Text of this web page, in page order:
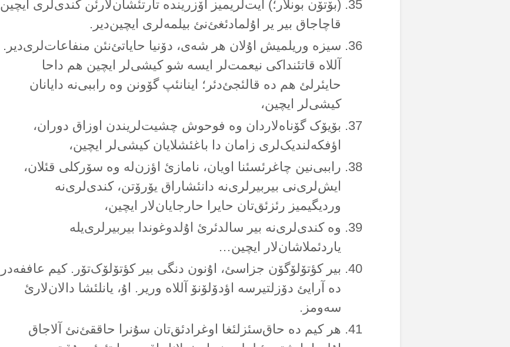
(بۆتۆن بونلار؛) آیت‌لریمیز اۆزریندە تارتئشان‌لارئن کندی‌لری ایچین
قاچاجاق بیر یر اۇلمادئغئ‌نئ بیلمەلری ایچین‌دیر.
سیزە وریلمیش اۇلان هر شەی، دۆنیا حایاتئ‌نئن منفاعات‌لری‌دیر.
آللاە قاتئنداکی نیعمت‌لر ایسە شو کیشی‌لر ایچین هم داحا
حایئرلئ هم دە قالئجئ‌دئر؛ اینانئپ گۆونن وە راببی‌نە دایانان
کیشی‌لر ایچین،
بۆیۆک گۆناەلاردان وە فوحوش چشیت‌لریندن اوزاق دوران،
اؤفکەلندیک‌لری زامان دا باغئشلایان کیشی‌لر ایچین،
راببی‌نین چاغرئسئنا اویان، نامازئ اؤزن‌لە وە سۆرکلی قئلان،
ایش‌لری‌نی بیربیرلری‌نە دانئشاراق یۆرۆتن، کندی‌لری‌نە
وردیگیمیز رئزئق‌تان حایرا حارجایان‌لار ایچین،
وە کندی‌لری‌نە بیر سالدئرئ اۇلدوغوندا بیربیرلری‌یلە
یاردئملاشان‌لار ایچین…
بیر کؤتۆلۆگۆن جزاسئ، اۇنون دنگی بیر کؤتۆلۆک‌تۆر. کیم عاففەدر
دە آرایئ دۆزلتیرسە اؤدۆلۆنۆ آللاە وریر. اۇ، یانلئشا دالان‌لارئ
سەومز.
هر کیم دە حاق‌سئزلئغا اوغرادئق‌تان سۇنرا حاققئ‌نئ آلاجاق